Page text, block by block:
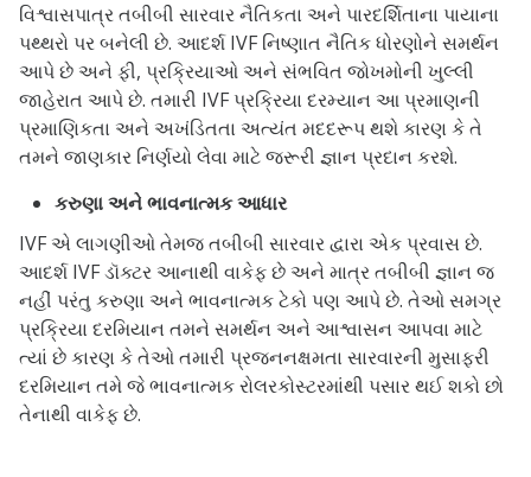
વિશ્વાસપાત્ર તબીબી સારવાર નૈતિકતા અને પારદર્શિતાના પાયાના
પથ્થરો પર બનેલી છે. આદર્શ IVF નિષ્ણાત નૈતિક ધોરણોને સમર્થન
આપે છે અને ફી, પ્રક્રિયાઓ અને સંભવિત જોખમોની ખુલ્લી
જાહેરાત આપે છે. તમારી IVF પ્રક્રિયા દરમ્યાન આ પ્રમાણની
પ્રમાણિકતા અને અખંડિતતા અત્યંત મદદરૂપ થશે કારણ કે તે
તમને જાણકાર નિર્ણયો લેવા માટે જરૂરી જ્ઞાન પ્રદાન કરશે.
કરુણા અને ભાવનાત્મક આધાર
IVF એ લાગણીઓ તેમજ તબીબી સારવાર દ્વારા એક પ્રવાસ છે.
આદર્શ IVF ડૉક્ટર આનાથી વાકેફ છે અને માત્ર તબીબી જ્ઞાન જ
નહીં પરંતુ કરુણા અને ભાવનાત્મક ટેકો પણ આપે છે. તેઓ સમગ્ર
પ્રક્રિયા દરમિયાન તમને સમર્થન અને આશ્વાસન આપવા માટે
ત્યાં છે કારણ કે તેઓ તમારી પ્રજનનક્ષમતા સારવારની મુસાફરી
દરમિયાન તમે જે ભાવનાત્મક રોલરકોસ્ટરમાંથી પસાર થઈ શકો છો
તેનાથી વાકેફ છે.